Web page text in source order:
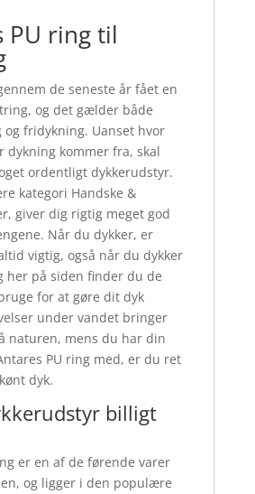
PU ring til
de seneste år fået en
og det gælder både
og fridykning. Uanset hvor
dykning kommer fra, skal
ordentligt dykkerudstyr.
kategori Handske &
giver dig rigtig meget god
Når du dykker, er
vigtig, også når du dykker
her på siden finder du de
for at gøre dit dyk
under vandet bringer
naturen, mens du har din
PU ring med, er du ret
dyk.
billigt
er en af de førende varer
og ligger i den populære